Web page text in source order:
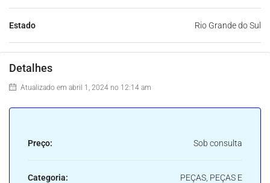
Estado Rio Grande do Sul
Detalhes
Atualizado em abril 1, 2024 no 12:14 am
Preço: Sob consulta
Categoria: PEÇAS, PEÇAS E